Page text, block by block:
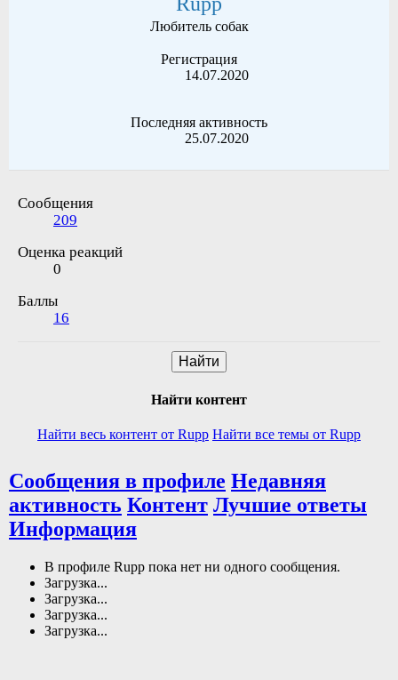
Любитель собак
Регистрация
14.07.2020
Последняя активность
25.07.2020
Сообщения
209
Оценка реакций
0
Баллы
16
Найти
Найти контент
Найти весь контент от Rupp Найти все темы от Rupp
Сообщения в профиле Недавняя
активность Контент Лучшие ответы
Информация
В профиле Rupp пока нет ни одного сообщения.
Загрузка...
Загрузка...
Загрузка...
Загрузка...